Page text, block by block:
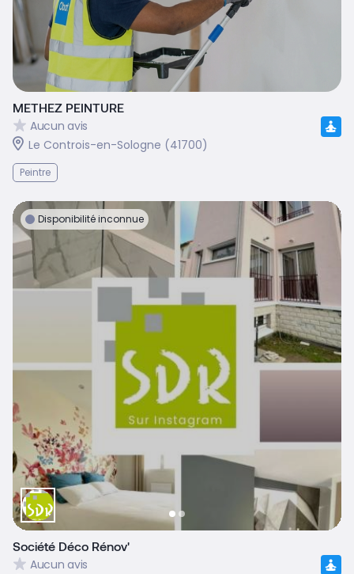
METHEZ PEINTURE
Aucun avis
Le Controis-en-Sologne (41700)
Peintre
Disponibilité inconnue
Société Déco Rénov'
Aucun avis